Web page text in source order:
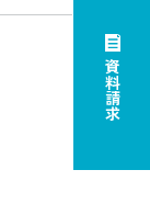
資料請求